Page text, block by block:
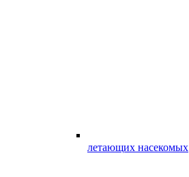
летающих насекомых